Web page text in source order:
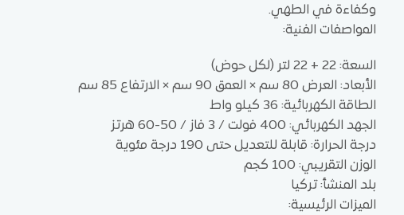
وكفاءة في الطهي.
المواصفات الفنية:
السعة: 22 + 22 لتر (لكل حوض)
الأبعاد: العرض 80 سم × العمق 90 سم × الارتفاع 85 سم
الطاقة الكهربائية: 36 كيلو واط
الجهد الكهربائي: 400 فولت / 3 فاز / 50-60 هرتز
درجة الحرارة: قابلة للتعديل حتى 190 درجة مئوية
الوزن التقريبي: 100 كجم
بلد المنشأ: تركيا
الميزات الرئيسية: